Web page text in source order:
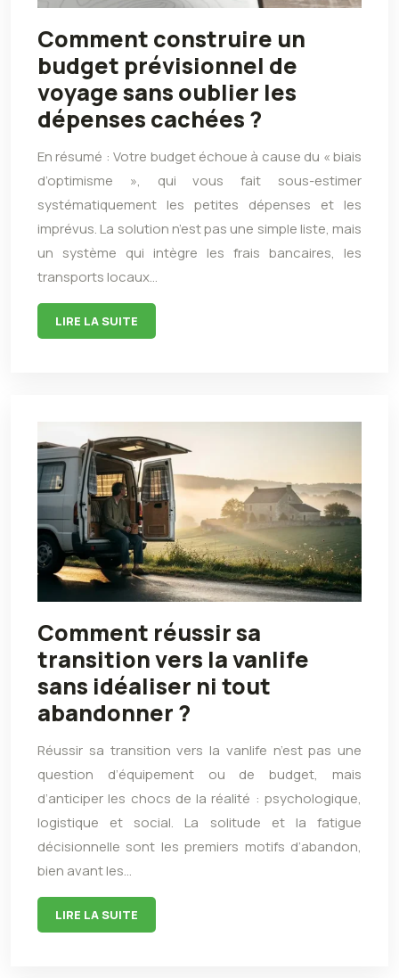
Comment construire un
budget prévisionnel de
voyage sans oublier les
dépenses cachées ?
En résumé : Votre budget échoue à cause du « biais
d’optimisme », qui vous fait sous-estimer
systématiquement les petites dépenses et les
imprévus. La solution n’est pas une simple liste, mais
un système qui intègre les frais bancaires, les
transports locaux…
LIRE LA SUITE
Comment réussir sa
transition vers la vanlife
sans idéaliser ni tout
abandonner ?
Réussir sa transition vers la vanlife n’est pas une
question d’équipement ou de budget, mais
d’anticiper les chocs de la réalité : psychologique,
logistique et social. La solitude et la fatigue
décisionnelle sont les premiers motifs d’abandon,
bien avant les…
LIRE LA SUITE